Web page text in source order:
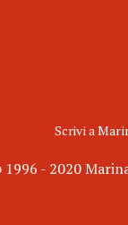
Scrivi a
- 2020